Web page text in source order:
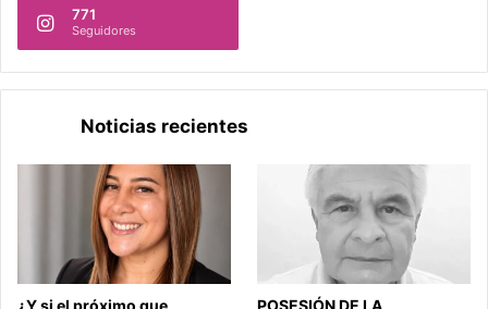
771
Seguidores
Noticias recientes